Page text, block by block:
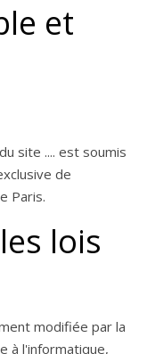
et
site .... est soumis
de
Paris.
lois
modifiée par la
à l'informatique,